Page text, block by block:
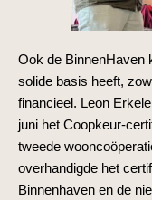
Ook de BinnenHaven
solide basis heeft,
financieel. Leon
juni het Coopkeur-
tweede
overhandigde het
Binnenhaven en de